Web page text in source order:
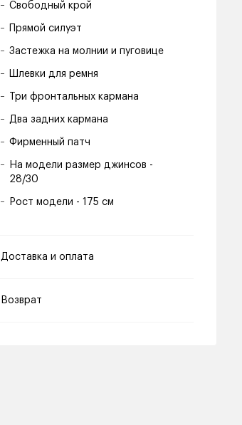
Свободный крой
Прямой силуэт
Застежка на молнии и пуговице
Шлевки для ремня
Три фронтальных кармана
Два задних кармана
Фирменный патч
На модели размер джинсов -
28/30
Рост модели - 175 см
Доставка и оплата
Возврат